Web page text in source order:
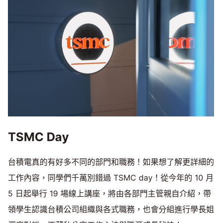
TSMC Day
台積電真的有好多不同的部門和職務！如果想了解更詳細的
工作內容，同學們千萬別錯過 TSMC day！從今年的 10 月
5 日起舉行 19 場線上講座，將由各部門主管親自介紹，帶
領學生認識台積公司組織與各式職務，也會分組進行學長姐